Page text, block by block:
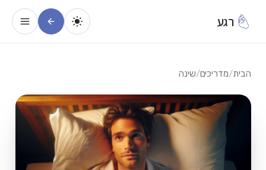
רגע
הבית/מדריכים/שינה